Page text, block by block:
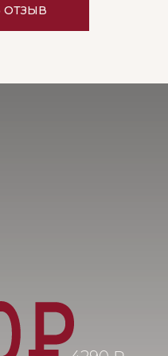
ОТЗЫВ
классический вариант
останется гладкой, а
кожа становится
Такой подход помогает